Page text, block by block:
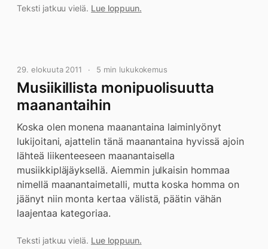
Teksti jatkuu vielä. Lue loppuun.
29. elokuuta 2011 5 min lukukokemus
Musiikillista monipuolisuutta
maanantaihin
Koska olen monena maanantaina laiminlyönyt
lukijoitani, ajattelin tänä maanantaina hyvissä ajoin
lähteä liikenteeseen maanantaisella
musiikkipläjäyksellä. Aiemmin julkaisin hommaa
nimellä maanantaimetalli, mutta koska homma on
jäänyt niin monta kertaa välistä, päätin vähän
laajentaa kategoriaa.
Teksti jatkuu vielä. Lue loppuun.